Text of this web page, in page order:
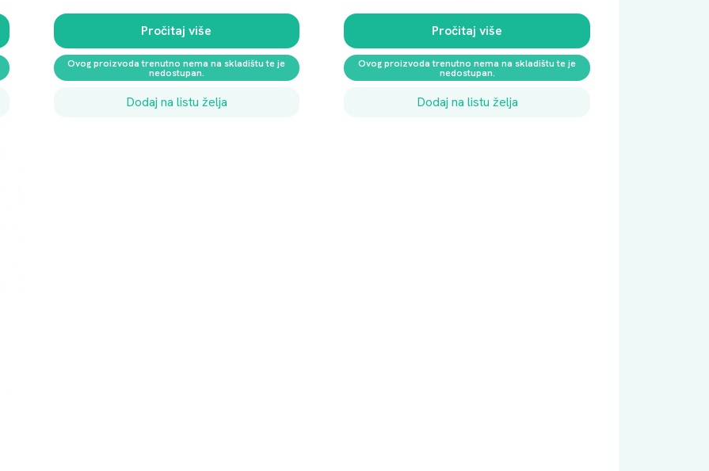
Pročitaj više
Ovog proizvoda trenutno nema na skladištu te je
nedostupan.
Dodaj na listu želja
Pročitaj više
Ovog proizvoda trenutno nema na skladištu te je
nedostupan.
Dodaj na listu želja